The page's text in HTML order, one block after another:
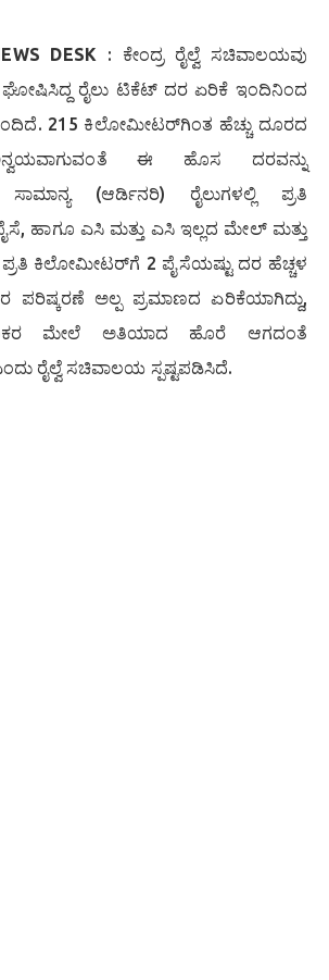
DESK : ಕೇಂದ್ರ ರೈಲ್ವೆ ಸಚಿವಾಲಯವು
ರೈಲು ಟಿಕೆಟ್ ದರ ಏರಿಕೆ ಇಂದಿನಿಂದ
ಬಂದಿದೆ. 215 ಕಿಲೋಮೀಟರ್‌ಗಿಂತ ಹೆಚ್ಚು ದೂರದ
ಈ ಹೊಸ ದರವನ್ನು
ಸಾಮಾನ್ಯ (ಆರ್ಡಿನರಿ) ರೈಲುಗಳಲ್ಲಿ ಪ್ರತಿ
ಹಾಗೂ ಎಸಿ ಮತ್ತು ಎಸಿ ಇಲ್ಲದ ಮೇಲ್ ಮತ್ತು
ಪ್ರತಿ ಕಿಲೋಮೀಟರ್‌ಗೆ 2 ಪೈಸೆಯಷ್ಟು ದರ ಹೆಚ್ಚಳ
ಅಲ್ಪ ಪ್ರಮಾಣದ ಏರಿಕೆಯಾಗಿದ್ದು,
ಮೇಲೆ ಅತಿಯಾದ ಹೊರೆ ಆಗದಂತೆ
ರೈಲ್ವೆ ಸಚಿವಾಲಯ ಸ್ಪಷ್ಟಪಡಿಸಿದೆ.